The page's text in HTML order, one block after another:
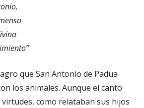
que San Antonio de Padua
los animales. Aunque el canto
como relataban sus hijos